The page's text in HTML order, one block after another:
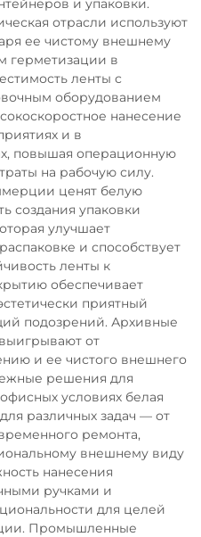
и упаковки.
отрасли используют
ее чистому внешнему
герметизации в
ленты с
оборудованием
нанесение
и в
повышая операционную
на рабочую силу.
ценят белую
создания упаковки
улучшает
и способствует
ленты к
обеспечивает
приятный
подозрений. Архивные
от
и ее чистого внешнего
решения для
условиях белая
различных задач — от
ремонта,
внешнему виду
нанесения
ручками и
для целей
Промышленные